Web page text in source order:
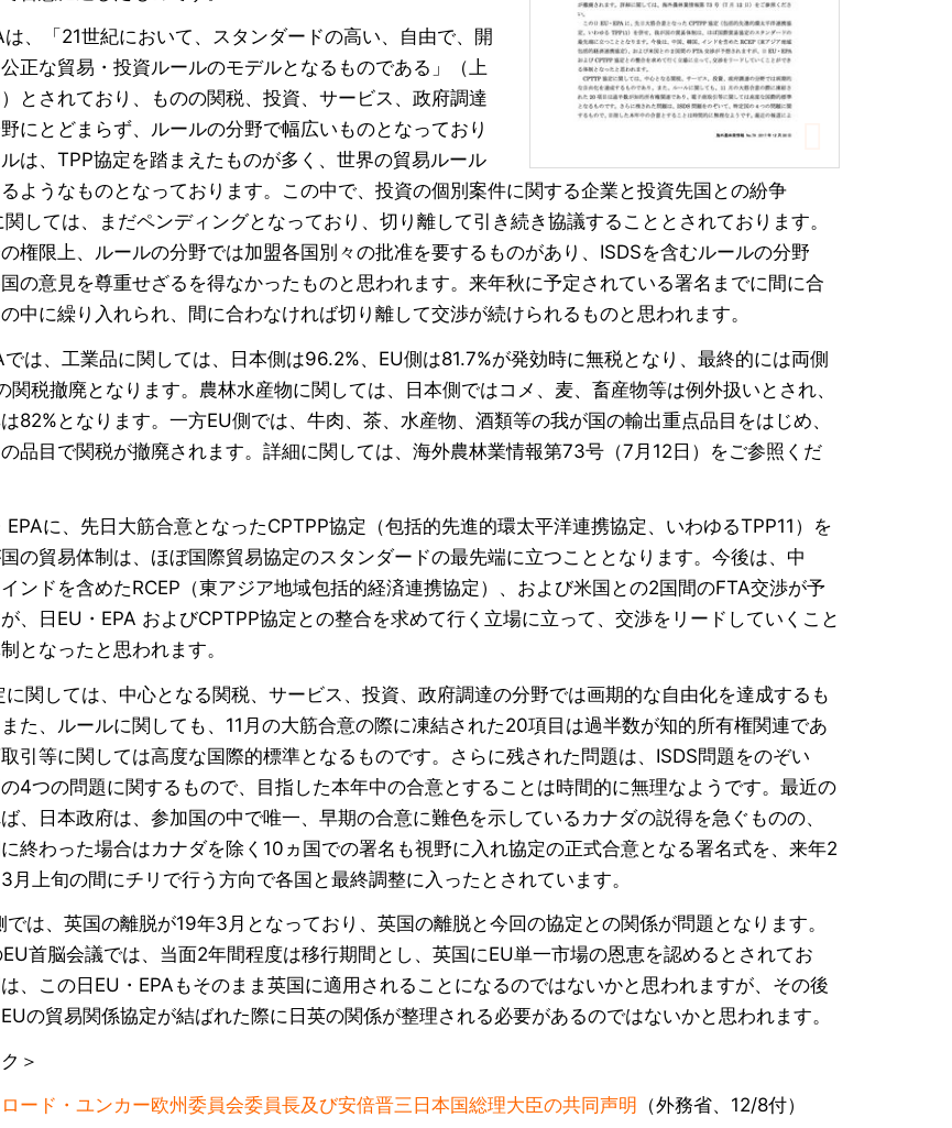
は、「21世紀において、スタンダードの高い、自由で、開
正な貿易・投資ルールのモデルとなるものである」（上
とされており、ものの関税、投資、サービス、政府調達
にとどまらず、ルールの分野で幅広いものとなっており
は、TPP協定を踏まえたものが多く、世界の貿易ルール
ようなものとなっております。この中で、投資の個別案件に関する企業と投資先国との紛争
関しては、まだペンディングとなっており、切り離して引き続き協議することとされております。
権限上、ルールの分野では加盟各国別々の批准を要するものがあり、ISDSを含むルールの分野
の意見を尊重せざるを得なかったものと思われます。来年秋に予定されている署名までに間に合
中に繰り入れられ、間に合わなければ切り離して交渉が続けられるものと思われます。
では、工業品に関しては、日本側は96.2%、EU側は81.7%が発効時に無税となり、最終的には両側
関税撤廃となります。農林水産物に関しては、日本側ではコメ、麦、畜産物等は例外扱いとされ、
82%となります。一方EU側では、牛肉、茶、水産物、酒類等の我が国の輸出重点品目をはじめ、
品目で関税が撤廃されます。詳細に関しては、海外農林業情報第73号（7月12日）をご参照くだ
EPAに、先日大筋合意となったCPTPP協定（包括的先進的環太平洋連携協定、いわゆるTPP11）を
の貿易体制は、ほぼ国際貿易協定のスタンダードの最先端に立つこととなります。今後は、中
ンドを含めたRCEP（東アジア地域包括的経済連携協定）、および米国との2国間のFTA交渉が予
、日EU・EPA およびCPTPP協定との整合を求めて行く立場に立って、交渉をリードしていくこと
となったと思われます。
に関しては、中心となる関税、サービス、投資、政府調達の分野では画期的な自由化を達成するも
た、ルールに関しても、11月の大筋合意の際に凍結された20項目は過半数が知的所有権関連であ
引等に関しては高度な国際的標準となるものです。さらに残された問題は、ISDS問題をのぞい
4つの問題に関するもので、目指した本年中の合意とすることは時間的に無理なようです。最近の
、日本政府は、参加国の中で唯一、早期の合意に難色を示しているカナダの説得を急ぐものの、
終わった場合はカナダを除く10ヵ国での署名も視野に入れ協定の正式合意となる署名式を、来年2
月上旬の間にチリで行う方向で各国と最終調整に入ったとされています。
では、英国の離脱が19年3月となっており、英国の離脱と今回の協定との関係が問題となります。
EU首脳会議では、当面2年間程度は移行期間とし、英国にEU単一市場の恩恵を認めるとされてお
、この日EU・EPAもそのまま英国に適用されることになるのではないかと思われますが、その後
の貿易関係協定が結ばれた際に日英の関係が整理される必要があるのではないかと思われます。
＞
ード・ユンカー欧州委員会委員長及び安倍晋三日本国総理大臣の共同声明 （外務省、12/8付）